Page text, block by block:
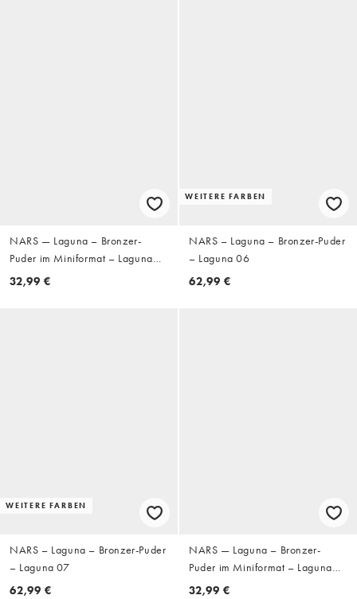
NARS — Laguna – Bronzer-
Puder im Miniformat – Laguna
02
32,99 €
WEITERE FARBEN
NARS – Laguna – Bronzer-Puder
– Laguna 06
62,99 €
WEITERE FARBEN
NARS – Laguna – Bronzer-Puder
– Laguna 07
62,99 €
NARS — Laguna – Bronzer-
Puder im Miniformat – Laguna
08
32,99 €